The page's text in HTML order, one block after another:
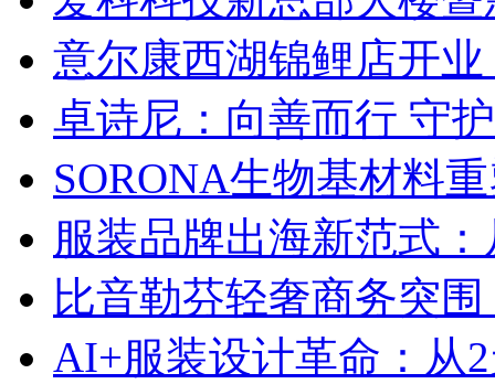
意尔康西湖锦鲤店开
卓诗尼：向善而行 守
SORONA生物基材料
服装品牌出海新范式
比音勒芬轻奢商务突
AI+服装设计革命：从